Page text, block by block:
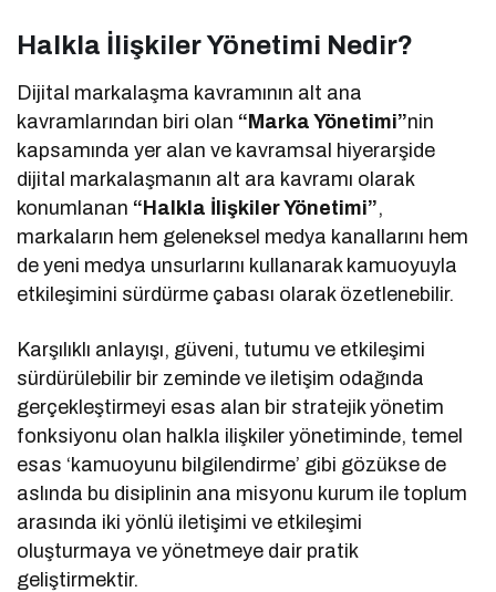
Halkla İlişkiler Yönetimi Nedir?
Dijital markalaşma kavramının alt ana
kavramlarından biri olan “Marka Yönetimi”nin
kapsamında yer alan ve kavramsal hiyerarşide
dijital markalaşmanın alt ara kavramı olarak
konumlanan “Halkla İlişkiler Yönetimi”,
markaların hem geleneksel medya kanallarını hem
de yeni medya unsurlarını kullanarak kamuoyuyla
etkileşimini sürdürme çabası olarak özetlenebilir.
Karşılıklı anlayışı, güveni, tutumu ve etkileşimi
sürdürülebilir bir zeminde ve iletişim odağında
gerçekleştirmeyi esas alan bir stratejik yönetim
fonksiyonu olan halkla ilişkiler yönetiminde, temel
esas ‘kamuoyunu bilgilendirme’ gibi gözükse de
aslında bu disiplinin ana misyonu kurum ile toplum
arasında iki yönlü iletişimi ve etkileşimi
oluşturmaya ve yönetmeye dair pratik
geliştirmektir.